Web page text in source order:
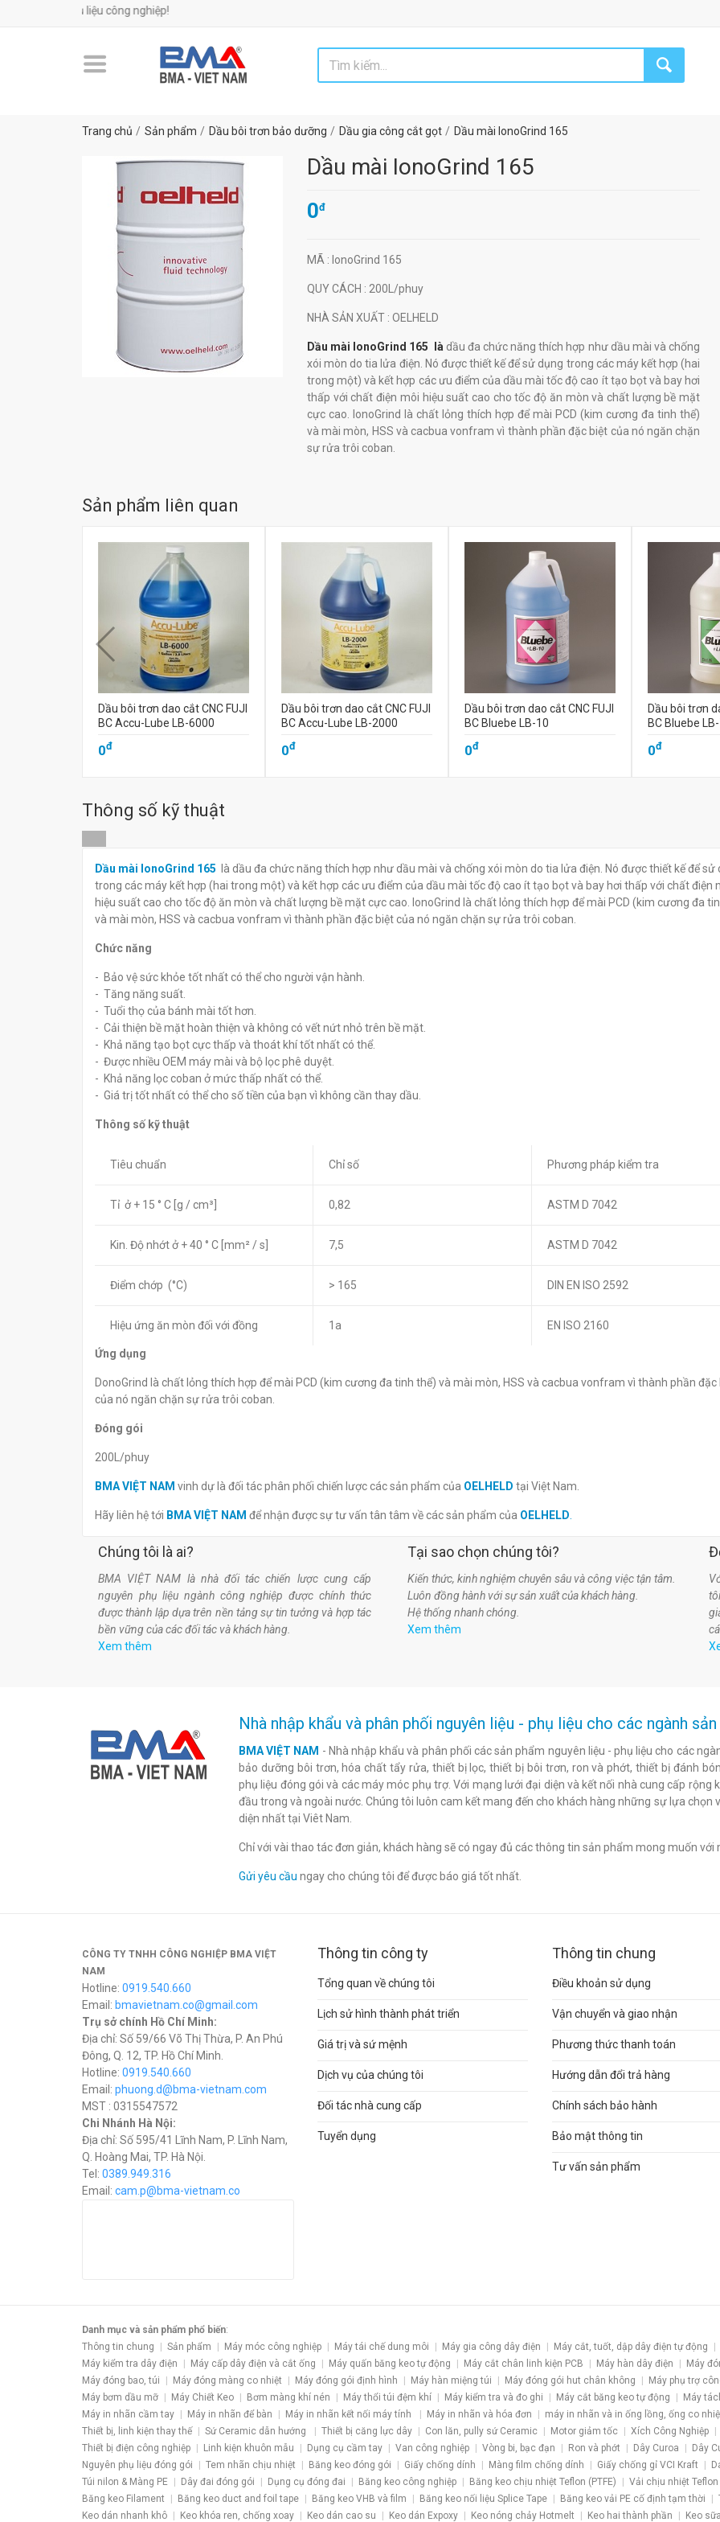
phụ liệu công nghiệp!
Trang chủ Sản phẩm Dầu bôi trơn bảo dưỡng Dầu gia công cắt gọt Dầu mài IonoGrind 165
Dầu mài IonoGrind 165
0đ
MÃ : IonoGrind 165
QUY CÁCH : 200L/phuy
NHÀ SẢN XUẤT : OELHELD
Dầu mài IonoGrind 165 là dầu đa chức năng thích hợp như dầu mài và chống
xói mòn do tia lửa điện. Nó được thiết kế để sử dụng trong các máy kết hợp (hai
trong một) và kết hợp các ưu điểm của dầu mài tốc độ cao ít tạo bọt và bay hơi
thấp với chất điện môi hiệu suất cao cho tốc độ ăn mòn và chất lượng bề mặt
cực cao. IonoGrind là chất lỏng thích hợp để mài PCD (kim cương đa tinh thể)
và mài mòn, HSS và cacbua vonfram vì thành phần đặc biệt của nó ngăn chặn
sự rửa trôi coban.
Sản phẩm liên quan
Dầu bôi trơn dao cắt CNC FUJI
BC Accu-Lube LB-6000
0đ
Dầu bôi trơn dao cắt CNC FUJI
BC Accu-Lube LB-2000
0đ
Dầu bôi trơn dao cắt CNC FUJI
BC Bluebe LB-10
0đ
Dầu bôi trơn
BC Bluebe
0đ
Thông số kỹ thuật
Dầu mài IonoGrind 165
là dầu đa chức năng thích hợp như dầu mài và chống xói mòn do tia lửa điện. Nó được thiết kế để sử
trong các máy kết hợp (hai trong một) và kết hợp các ưu điểm của dầu mài tốc độ cao ít tạo bọt và bay hơi thấp với chất điện
hiệu suất cao cho tốc độ ăn mòn và chất lượng bề mặt cực cao. IonoGrind là chất lỏng thích hợp để mài PCD (kim cương đa
và mài mòn, HSS và cacbua vonfram vì thành phần đặc biệt của nó ngăn chặn sự rửa trôi coban.
Chức năng
- Bảo vệ sức khỏe tốt nhất có thể cho người vận hành.
- Tăng năng suất.
- Tuổi thọ của bánh mài tốt hơn.
- Cải thiện bề mặt hoàn thiện và không có vết nứt nhỏ trên bề mặt.
- Khả năng tạo bọt cực thấp và thoát khí tốt nhất có thể.
- Được nhiều OEM máy mài và bộ lọc phê duyệt.
- Khả năng lọc coban ở mức thấp nhất có thể.
- Giá trị tốt nhất có thể cho số tiền của bạn vì không cần thay dầu.
Thông số kỹ thuật
Tiêu chuẩn Chỉ số Phương pháp kiểm tra
Tỉ ở + 15 ° C [g / cm³] 0,82 ASTM D 7042
Kin. Độ nhớt ở + 40 ° C [mm² / s] 7,5 ASTM D 7042
Điểm chớp (°C) > 165 DIN EN ISO 2592
Hiệu ứng ăn mòn đối với đồng 1a EN ISO 2160
Ứng dụng
DonoGrind là chất lỏng thích hợp để mài PCD (kim cương đa tinh thể) và mài mòn, HSS và cacbua vonfram vì thành phần đặc
của nó ngăn chặn sự rửa trôi coban.
Đóng gói
200L/phuy
BMA VIỆT NAM vinh dự là đối tác phân phối chiến lược các sản phẩm của OELHELD tại Việt Nam.
Hãy liên hệ tới BMA VIỆT NAM để nhận được sự tư vấn tân tâm về các sản phẩm của OELHELD
Chúng tôi là ai?
BMA VIỆT NAM là nhà đối tác chiến lược cung cấp
nguyên phụ liệu ngành công nghiệp được chính thức
được thành lập dựa trên nền tảng sự tin tưởng và hợp tác
bền vững của các đối tác và khách hàng.
Xem thêm
Tại sao chọn chúng tôi?
Kiến thức, kinh nghiệm chuyên sâu và công việc tận tâm.
Luôn đồng hành với sự sản xuất của khách hàng.
Hệ thống nhanh chóng.
Xem thêm
Nhà nhập khẩu và phân phối nguyên liệu - phụ liệu cho các ngành
BMA VIỆT NAM - Nhà nhập khẩu và phân phối các sản phẩm nguyên liệu - phụ liệu cho các
bảo dưỡng bôi trơn, hóa chất tẩy rửa, thiết bị lọc, thiết bị bôi trơn, ron và phớt, thiết bị đánh
phụ liệu đóng gói và các máy móc phụ trợ. Với mạng lưới đại diện và kết nối nhà cung cấp
đầu trong và ngoài nước. Chúng tôi luôn cam kết mang đến cho khách hàng những sự lựa
diện nhất tại Viêt Nam.
Chỉ với vài thao tác đơn giản, khách hàng sẽ có ngay đủ các thông tin sản phẩm mong muốn với
Gửi yêu cầu ngay cho chúng tôi để được báo giá tốt nhất.
CÔNG TY TNHH CÔNG NGHIỆP BMA VIỆT
NAM
Hotline: 0919.540.660
Email: bmavietnam.co@gmail.com
Trụ sở chính Hồ Chí Minh:
Địa chỉ: Số 59/66 Võ Thị Thừa, P. An Phú
Đông, Q. 12, TP. Hồ Chí Minh.
Hotline: 0919.540.660
Email: phuong.d@bma-vietnam.com
MST : 0315547572
Chi Nhánh Hà Nội:
Địa chỉ: Số 595/41 Lĩnh Nam, P. Lĩnh Nam,
Q. Hoàng Mai, TP. Hà Nội.
Tel: 0389.949.316
Email: cam.p@bma-vietnam.co
Thông tin công ty
Tổng quan về chúng tôi
Lịch sử hình thành phát triển
Giá trị và sứ mệnh
Dịch vụ của chúng tôi
Đối tác nhà cung cấp
Tuyển dụng
Thông tin chung
Điều khoản sử dụng
Vận chuyển và giao nhận
Phương thức thanh toán
Hướng dẫn đổi trả hàng
Chính sách bảo hành
Bảo mật thông tin
Tư vấn sản phẩm
Danh mục và sản phẩm phổ biến:
Thông tin chung
Sản phẩm Máy móc công nghiệp Máy tái chế dung môi Máy gia công dây điện Máy cắt, tuốt, dập dây điện tự động
Máy kiểm tra dây điện
Máy cấp dây điện và cắt ống Máy quấn băng keo tự động Máy cắt chân linh kiện PCB Máy hàn dây điện Máy
Máy đóng bao, túi
Máy đóng màng co nhiệt Máy đóng gói định hình Máy hàn miệng túi Máy đóng gói hut chân không Máy phụ trợ
Máy bơm dầu mỡ
Máy Chiết Keo Bơm màng khí nén Máy thổi túi đệm khí Máy kiểm tra và đo ghi Máy cắt băng keo tự động Máy
Máy in nhãn cầm tay
Máy in nhãn để bàn Máy in nhãn kết nối máy tính Máy in nhãn và hóa đơn máy in nhãn và in ống lồng, ống co
Thiết bị, linh kiện thay thế
Sứ Ceramic dẫn hướng Thiết bị căng lực dây Con lăn, pully sứ Ceramic Motor giảm tốc Xích Công Nghiệp
Thiết bị điện công nghiệp
Linh kiện khuôn mẫu Dụng cụ cầm tay Van công nghiệp Vòng bi, bạc đạn Ron và phớt Dây Curoa Dây
Nguyên phụ liệu đóng gói
Tem nhãn chịu nhiệt Băng keo đóng gói Giấy chống dính Màng film chống dính Giấy chống gỉ VCI Kraft
Túi nilon & Màng PE
Dây đai đóng gói Dụng cụ đóng đai Băng keo công nghiệp Băng keo chịu nhiệt Teflon (PTFE) Vải chịu nhiệt Teflon
Băng keo Filament
Băng keo duct and foil tape Băng keo VHB và film Băng keo nối liệu Splice Tape Băng keo vải PE cố định tạm thời
Keo dán nhanh khô
Keo khóa ren, chống xoay Keo dán cao su Keo dán Expoxy Keo nóng chảy Hotmelt Keo hai thành phần Keo